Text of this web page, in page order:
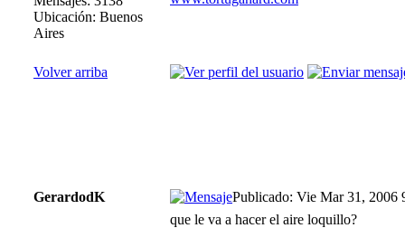
Ubicación: Buenos
Aires
Volver arriba
GerardodK Publicado: Vie Mar 31, 2006
que le va a hacer el aire loquillo?